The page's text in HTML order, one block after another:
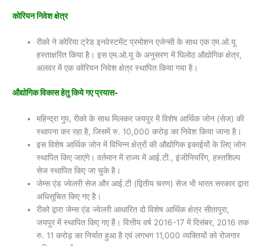
कोरियन निवेश क्षेत्र
रीको ने कोरिया ट्रेड इनवेस्टमेंट प्रमोशन एजेन्सी के साथ एक एम.ओ.यू
हस्ताक्षरित किया है। इस एम.ओ.यू के अनुसरण में घिलोठ औद्योगिक क्षेत्र,
अलवर में एक कोरियन निवेश क्षेत्र स्थापित किया गया है।
औद्योगिक विकास हेतु किये गए प्रयास-
महिन्द्रा गुप, रीको के साथ मिलकर जयपुर में विशेष आर्थिक जोन (सेज) की
स्थापना कर रहा है, जिसमें रु. 10,000 करोड़ का निवेश किया जाना है।
इस विशेष आर्थिक जोन में विभिन्न क्षेत्रों की औद्योगिक इकाईयों के लिए जोन
स्थापित किए जाएंगे। वर्तमान में राज्य में आई.टी., इंजीनियरिंग, हस्तशिल्प
सेज स्थापित किए जा चुके है।
जेम्स एंड ज्वेलरी सेज और आई.टी (द्वितीय चरण) सेज भी भारत सरकार द्वारा
अधिसूचित किए गए है।
रीको द्वारा जेम्स एंड ज्वेलरी आधारित दो विशेष आर्थिक क्षेत्र सीतापुरा,
जयपुर में स्थापित किए गए हैं। वित्तीय वर्ष 2016-17 में दिसंबर, 2016 तक
रु. 11 करोड़ का निर्यात हुआ है एवं लगभग 11,000 व्यक्तियों को रोजगार